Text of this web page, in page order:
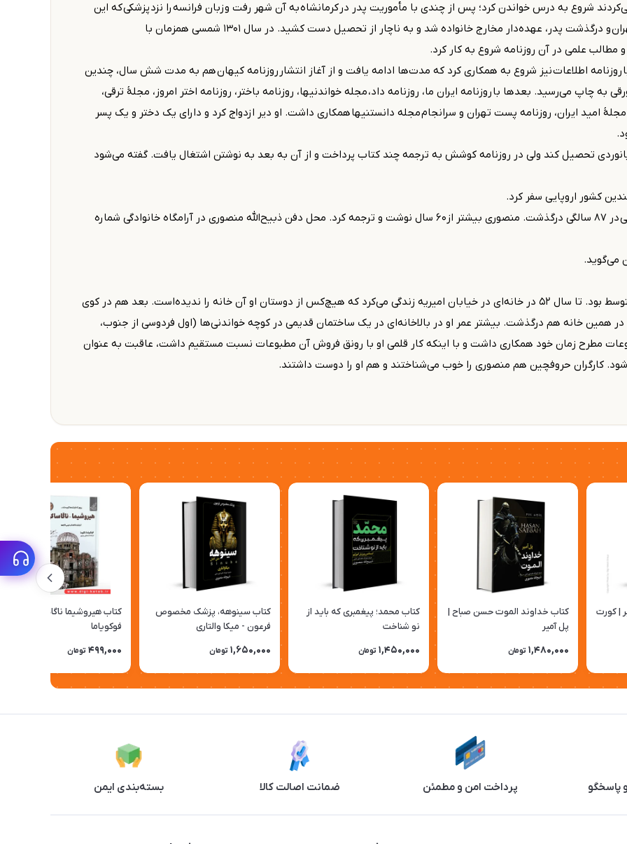
شروع به درس خواندن کرد؛ پس از چندی با مأموریت پدر در کرمانشاه به آن شهر رفت و زبان فرانسه را نزد پزشکی که این
زبان را به‌خوبی می‌دانست فراگرفت. او در بازگشت به تهران و درگذشت پدر، عهده‌دار مخارج خانواده شد و به ناچار از تحصیل دست کشید. در سال ۱۳۰۱ شمسی همزمان با
علمی در آن روزنامه شروع به کار کرد.
با روزنامه اطلاعات نیز شروع به همکاری کرد که مدت‌ها ادامه یافت و از آغاز انتشار روزنامه کیهان هم به مدت شش سال، چندین
چاپ می‌رسید. بعدها با روزنامه ایران ما، روزنامه داد، مجله خواندنیها، روزنامه باختر، روزنامه اختر امروز، مجلهٔ ترقی،
امید ایران، روزنامه پست تهران و سرانجام مجله دانستنیها همکاری داشت. او دیر ازدواج کرد و دارای یک دختر و یک پسر
دریانوردی تحصیل کند ولی در روزنامه کوشش به ترجمه چند کتاب پرداخت و از آن به بعد به نوشتن اشتغال یافت. گفته می‌شود
کشور اروپایی سفر کرد.
ذبیح‌الله منصوری در ۱۹ خرداد ۱۳۶۵ در بیمارستان شریعتی در ۸۷ سالگی درگذشت. منصوری بیشتر از۶۰ سال نوشت و ترجمه کرد. محل دفن ذبیح‌الله منصوری در آرامگاه خانوادگی شماره
می‌گوید.
اما نصیب خود او از این همه کار گذران یک زندگی زیر متوسط بود. تا سال ۵۲ در خانه‌ای در خیابان امیریه زندگی می‌کرد که هیچ‌کس از دوستان او آن خانه را ندیده‌است. بعد هم در کوی
همین خانه هم درگذشت. بیشتر عمر او در بالاخانه‌ای در یک ساختمان قدیمی در کوچه خواندنی‌ها (اول فردوسی از جنوب،
مطرح زمان خود همکاری داشت و با اینکه کار قلمی او با رونق فروش آن مطبوعات نسبت مستقیم داشت، عاقبت به عنوان
کارگران حروفچین هم منصوری را خوب می‌شناختند و هم او را دوست داشتند.
| کورت
کتاب خداوند الموت حسن صباح |
پل آمیر
1,480,000 تومان
کتاب محمد؛ پیغمبری که باید از
نو شناخت
1,450,000 تومان
کتاب سینوهه، پزشک مخصوص
فرعون - میکا والتاری
1,650,000 تومان
کتاب هیروشیما ناگاساکی | تاکوما
فوکویاما
499,000 تومان
پاسخگو پرداخت امن و مطمئن ضمانت اصالت کالا بسته‌بندی ایمن